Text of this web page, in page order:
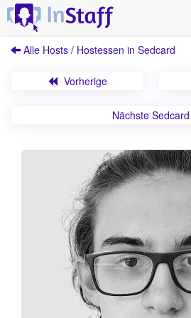
Alle Hosts / Hostessen in Sedcard
Vorherige
Nächste Sedcard